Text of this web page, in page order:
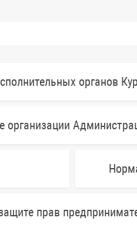
органов
организации
прав